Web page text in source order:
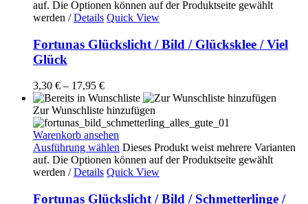
auf. Die Optionen können auf der Produktseite gewählt
werden / Details Quick View
Fortunas Glückslicht / Bild / Glücksklee / Viel
Glück
3,30 € – 17,95 €
Zur Wunschliste hinzufügen
Warenkorb ansehen
Ausführung wählen Dieses Produkt weist mehrere Varianten
auf. Die Optionen können auf der Produktseite gewählt
werden / Details Quick View
Fortunas Glückslicht / Bild / Schmetterlinge /